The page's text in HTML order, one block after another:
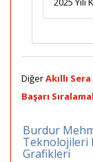
DiğerAkıllı
Başarı
Burdur
Teknolojileri
Grafikleri